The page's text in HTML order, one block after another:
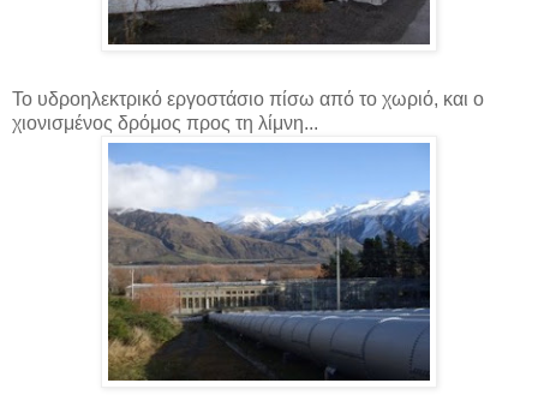
Το υδροηλεκτρικό εργοστάσιο πίσω από το χωριό, και ο
χιονισμένος δρόμος προς τη λίμνη...